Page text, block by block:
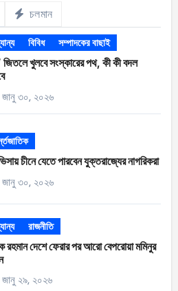
চলমান
বিবিধ সম্পাদকের বাছাই
জিতলে খুলবে সংস্কারের পথ, কী কী বদল
জানু ৩০, ২০২৬
চীনে যেতে পারবেন যুক্তরাজ্যের নাগরিকরা
জানু ৩০, ২০২৬
রাজনীতি
রহমান দেশে ফেরার পর আরো বেপরোয়া মমিনুর
জানু ২৯, ২০২৬